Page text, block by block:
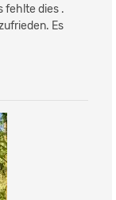
fehlte dies .
Es